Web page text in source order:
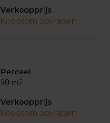
Verkoopprijs
Koopsom opvragen
Perceel
90 m2
Verkoopprijs
Koopsom opvragen